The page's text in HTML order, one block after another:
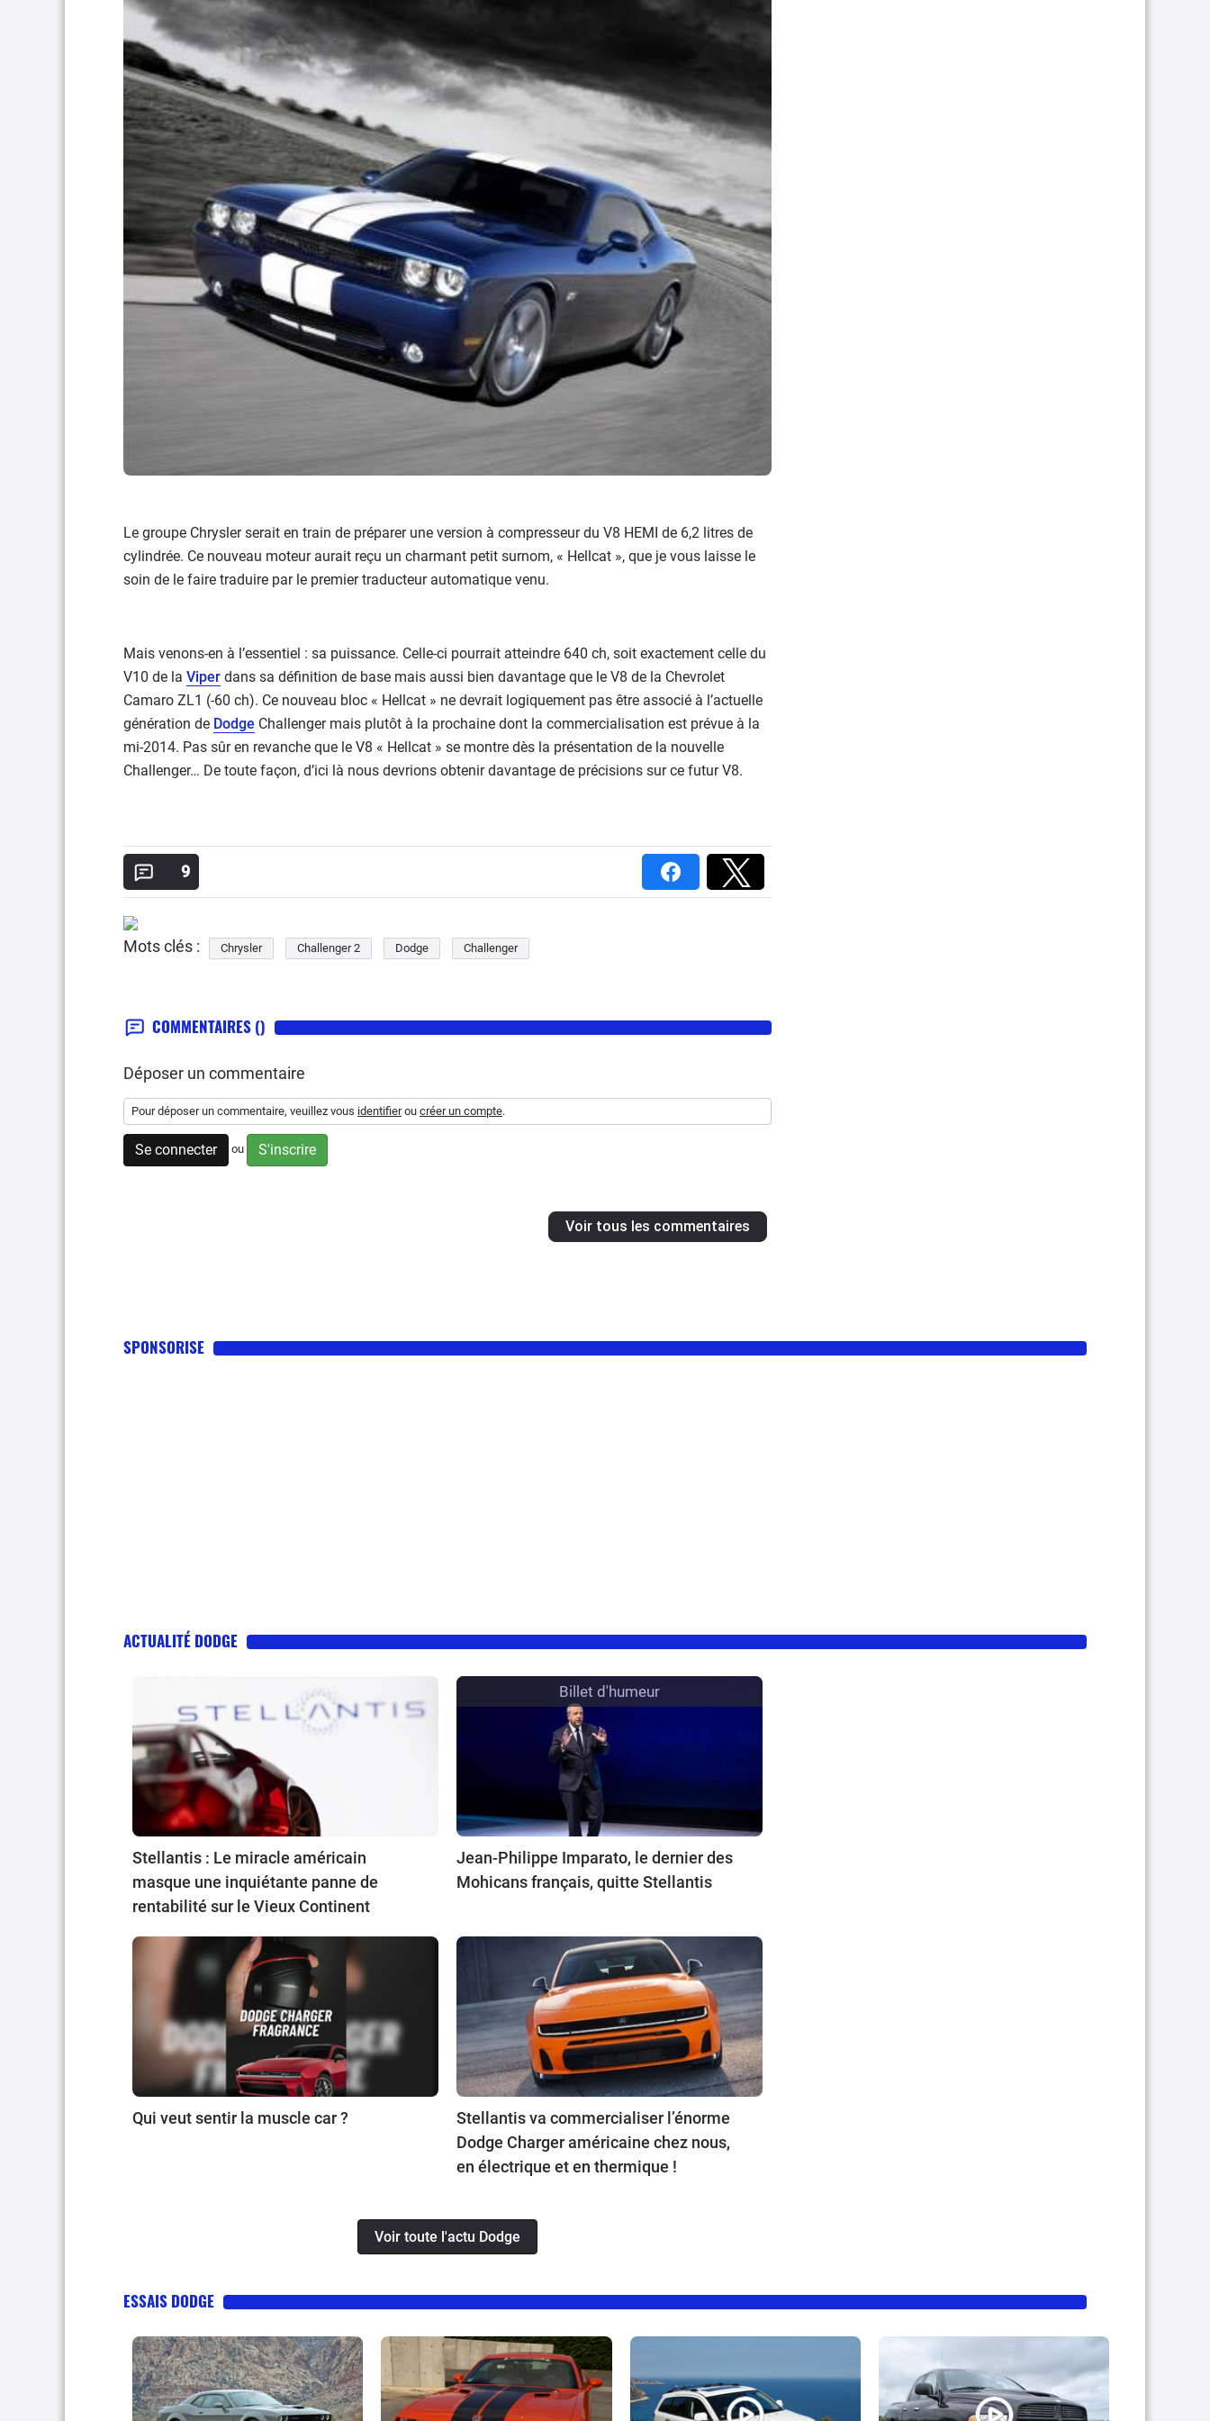
Le groupe Chrysler serait en train de préparer une version à compresseur du V8 HEMI de 6,2 litres de
cylindrée. Ce nouveau moteur aurait reçu un charmant petit surnom, « Hellcat », que je vous laisse le
soin de le faire traduire par le premier traducteur automatique venu.
Mais venons-en à l’essentiel : sa puissance. Celle-ci pourrait atteindre 640 ch, soit exactement celle du
V10 de la Viper dans sa définition de base mais aussi bien davantage que le V8 de la Chevrolet
Camaro ZL1 (-60 ch). Ce nouveau bloc « Hellcat » ne devrait logiquement pas être associé à l’actuelle
génération de Dodge Challenger mais plutôt à la prochaine dont la commercialisation est prévue à la
mi-2014. Pas sûr en revanche que le V8 « Hellcat » se montre dès la présentation de la nouvelle
Challenger… De toute façon, d’ici là nous devrions obtenir davantage de précisions sur ce futur V8.
9
Mots clés : Chrysler Challenger 2 Dodge Challenger
COMMENTAIRES ()
Déposer un commentaire
Pour déposer un commentaire, veuillez vous identifierou créer un compte.
Se connecter ou S'inscrire
Voir tous les commentaires
SPONSORISE
ACTUALITÉ DODGE
Stellantis : Le miracle américain
masque une inquiétante panne de
rentabilité sur le Vieux Continent
Billet d'humeur
Jean-Philippe Imparato, le dernier des
Mohicans français, quitte Stellantis
Qui veut sentir la muscle car ?
Stellantis va commercialiser l’énorme
Dodge Charger américaine chez nous,
en électrique et en thermique !
Voir toute l'actu Dodge
ESSAIS DODGE